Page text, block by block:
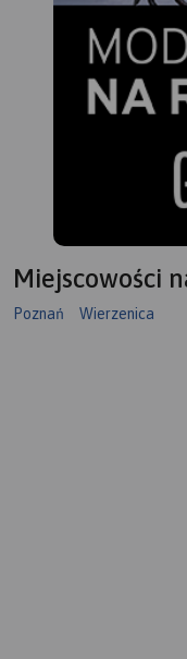
Miejscowości
Poznań Wierzenica